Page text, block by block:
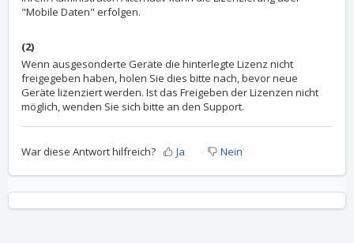
"Mobile Daten" erfolgen.
(2)
Wenn ausgesonderte Geräte die hinterlegte Lizenz nicht
freigegeben haben, holen Sie dies bitte nach, bevor neue
Geräte lizenziert werden. Ist das Freigeben der Lizenzen nicht
möglich, wenden Sie sich bitte an den Support.
War diese Antwort hilfreich? Ja Nein